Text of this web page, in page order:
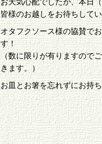
お天気心配でしたが、本日
皆様のお越しをお待ちして
オタフクソース様の協賛で
す！
（数に限りが有りますので
きます。）
お皿とお箸を忘れずにお持